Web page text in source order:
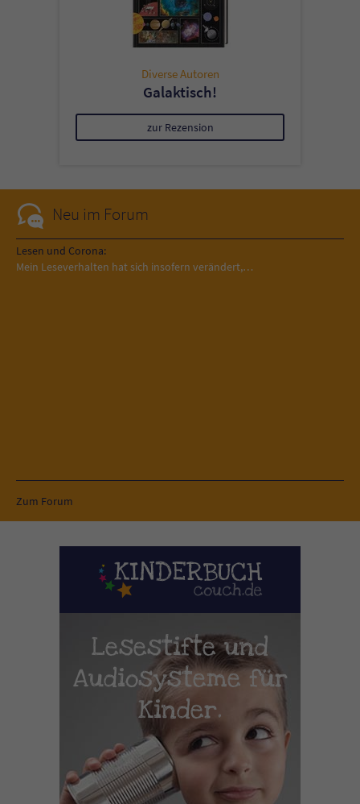
Diverse Autoren
Galaktisch!
zur Rezension
Neu im Forum
Lesen und Corona:
Mein Leseverhalten hat sich insofern verändert,…
Zum Forum
Lesestifte und
Audiosysteme für
Kinder.